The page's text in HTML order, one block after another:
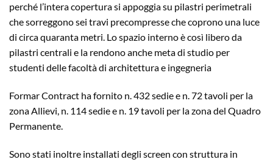
perché l’intera copertura si appoggia su pilastri perimetrali
che sorreggono sei travi precompresse che coprono una luce
di circa quaranta metri. Lo spazio interno è così libero da
pilastri centrali e la rendono anche meta di studio per
studenti delle facoltà di architettura e ingegneria
Formar Contract ha fornito n. 432 sedie e n. 72 tavoli per la
zona Allievi, n. 114 sedie e n. 19 tavoli per la zona del Quadro
Permanente.
Sono stati inoltre installati degli screen con struttura in